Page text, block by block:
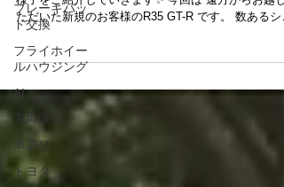
ブレーキパッ
ド交換
フライホイー
ルハウジング
AI
車両販売
車選び
トヨタ
こんにちは😊 リトルガレージです🔧🚗 本日も作業の
様子をご紹介していきます✨ 今回は 遠方からお越し
ただいた新規のお客様のR35 GT-R です。 数あるシ
ップの中からリトルガレージをお選びいただき、誠
ありがとうございます😊 📸 ご入庫いただいたR35
R 今回の作業は オールペン（全塗装）作業 になりま
す。 お選びいただいたカラーは、GT-Rファンの間
特別な存在として知られている T-specカラー「ミレ
アムジェイド」✨ このカラーはもともとNissan
Skyline GT-R V-Spec II Nür (R34)の限定カラーとし
登場し、多くのGT-Rファンに強い印象を残した特別